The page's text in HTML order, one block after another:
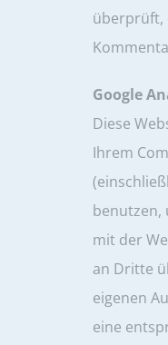
überprüft,
Google
Diese
Ihrem
benutzen,
mit der
an Dritte
eigenen
eine